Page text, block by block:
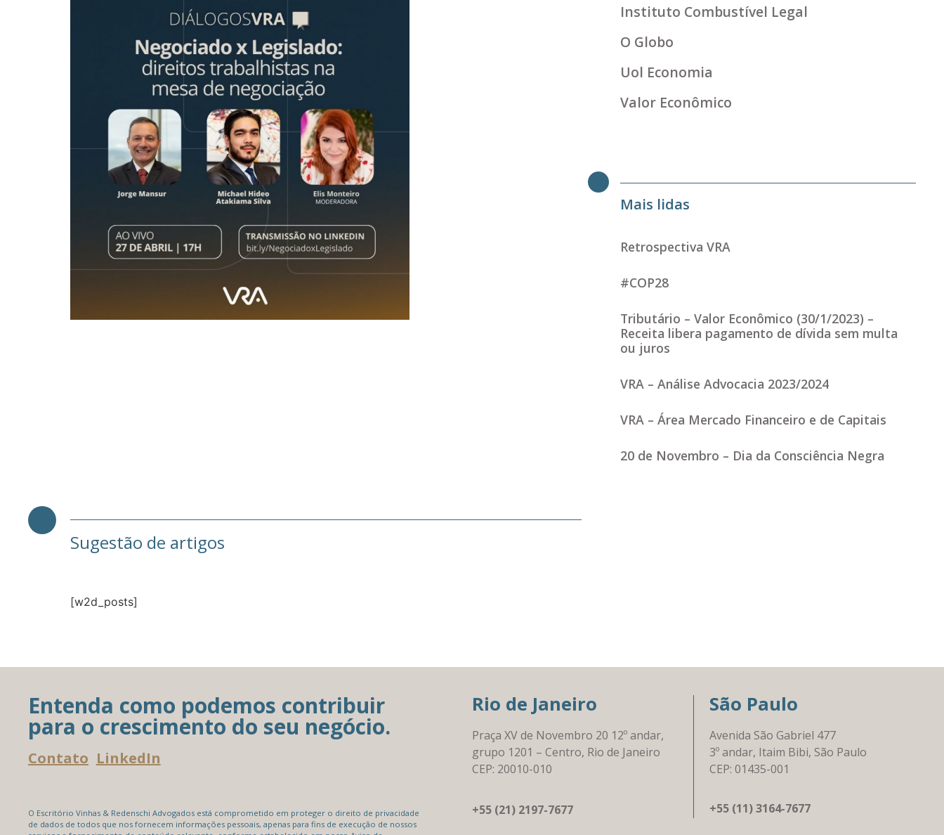
Instituto Combustível Legal
O Globo
Uol Economia
Valor Econômico
Mais lidas
Retrospectiva VRA
#COP28
Tributário – Valor Econômico (30/1/2023) –
Receita libera pagamento de dívida sem multa
ou juros
VRA – Análise Advocacia 2023/2024
VRA – Área Mercado Financeiro e de Capitais
20 de Novembro – Dia da Consciência Negra
Sugestão de artigos
[w2d_posts]
Entenda como podemos contribuir
para o crescimento do seu negócio.
Contato LinkedIn
O Escritório Vinhas & Redenschi Advogados está comprometido em proteger o direito de privacidade
de dados de todos que nos fornecem informações pessoais, apenas para fins de execução de nossos
Rio de Janeiro
Praça XV de Novembro 20 12º andar,
grupo 1201 – Centro, Rio de Janeiro
CEP: 20010-010
+55 (21) 2197-7677
São Paulo
Avenida São Gabriel 477
3º andar, Itaim Bibi, São Paulo
CEP: 01435-001
+55 (11) 3164-7677